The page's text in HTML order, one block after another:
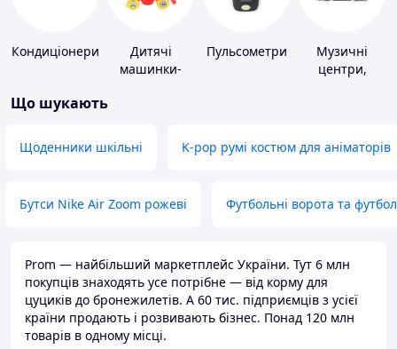
Кондиціонери
Дитячі
машинки-
Пульсометри
Музичні
центри,
Що шукають
Щоденники шкільні K-pop румі костюм для аніматорів
Бутси Nike Air Zoom рожеві Футбольні ворота та
Prom — найбільший маркетплейс України. Тут 6 млн
покупців знаходять усе потрібне — від корму для
цуциків до бронежилетів. А 60 тис. підприємців з усієї
країни продають і розвивають бізнес. Понад 120 млн
товарів в одному місці.